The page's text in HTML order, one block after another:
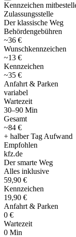
Kennzeichen
Zulassungsstelle
Der klassische Weg
Behördengebühren
~36 €
Wunschkennzeichen
~13 €
Kennzeichen
~35 €
Anfahrt & Parken
variabel
Wartezeit
30–90 Min
Gesamt
~84 €
+ halber Tag Aufwand
Empfohlen
kfz.de
Der smarte Weg
Alles inklusive
59,90 €
Kennzeichen
19,90 €
Anfahrt & Parken
0 €
Wartezeit
0 Min